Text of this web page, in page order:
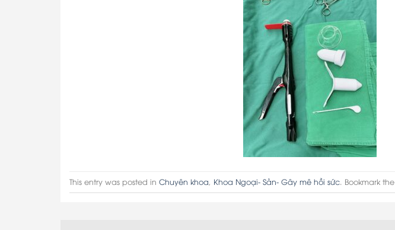
This entry was posted in Chuyên khoa, Khoa Ngoại- Sản- Gây mê hồi sức. Bookmark the